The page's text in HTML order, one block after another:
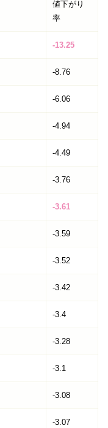
値下がり
率
-13.25
-8.76
-6.06
-4.94
-4.49
-3.76
-3.61
-3.59
-3.52
-3.42
-3.4
-3.28
-3.1
-3.08
-3.07